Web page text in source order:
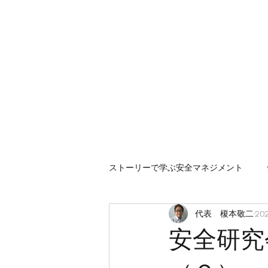
ストーリーで学ぶ安全マネジメント
安全研
代表 榎本敬二